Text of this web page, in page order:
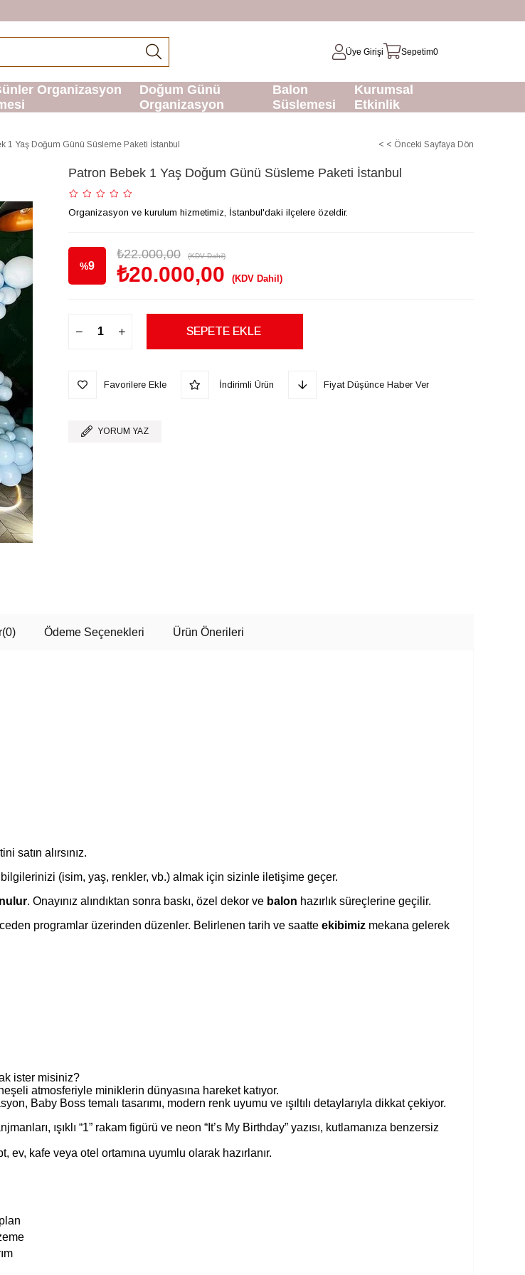
Üye Girişi Sepetim0
Organizasyon
Doğum Günü
Organizasyon
Balon
Süslemesi
Kurumsal
Etkinlik
1 Yaş Doğum Günü Süsleme Paketi İstanbul < < Önceki Sayfaya Dön
Patron Bebek 1 Yaş Doğum Günü Süsleme Paketi İstanbul
Organizasyon ve kurulum hizmetimiz, İstanbul'daki ilçelere özeldir.
%9
₺22.000,00 (KDV Dahil)
₺20.000,00 (KDV Dahil)
Favorilere Ekle İndirimli Ürün Fiyat Düşünce Haber Ver
YORUM YAZ
(0) Ödeme Seçenekleri Ürün Önerileri
satın alırsınız.
(isim, yaş, renkler, vb.) almak için sizinle iletişime geçer.
. Onayınız alındıktan sonra baskı, özel dekor ve balon hazırlık süreçlerine geçilir.
programlar üzerinden düzenler. Belirlenen tarih ve saatte ekibimiz mekana gelerek
ister misiniz?
atmosferiyle miniklerin dünyasına hareket katıyor.
Baby Boss temalı tasarımı, modern renk uyumu ve ışıltılı detaylarıyla dikkat çekiyor.
ışıklı “1” rakam figürü ve neon “It’s My Birthday” yazısı, kutlamanıza benzersiz
kafe veya otel ortamına uyumlu olarak hazırlanır.